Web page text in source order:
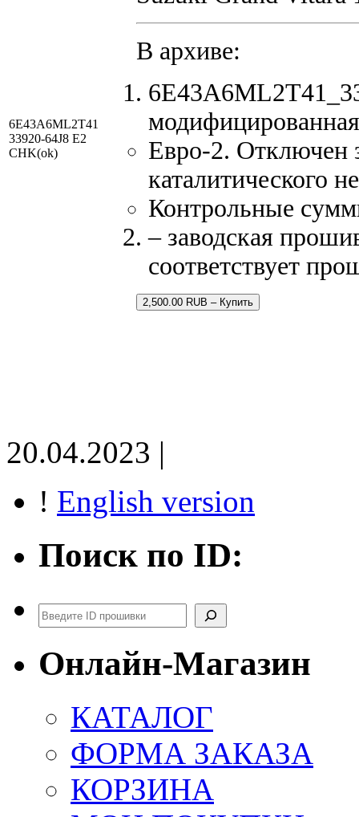
6E43A6ML2T41
33920-64J8 E2
CHK(ok)
В архиве:
Евро-2. Отключен
каталитического
Контрольные
– заводская
соответствует
2,500.00 RUB – Купить
20.04.2023 |
! English version
Поиск по ID:
Поиск
Онлайн-Магазин
КАТАЛОГ
ФОРМА ЗАКАЗА
КОРЗИНА